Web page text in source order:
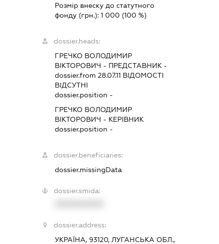
Розмір внеску до статутного
фонду (грн.): 1 000 (100 %)
dossier.heads:
ГРЕЧКО ВОЛОДИМИР
ВІКТОРОВИЧ - ПРЕДСТАВНИК -
dossier.from 28.07.11 ВІДОМОСТІ
ВІДСУТНІ
dossier.position -
ГРЕЧКО ВОЛОДИМИР
ВІКТОРОВИЧ - КЕРІВНИК
dossier.position -
dossier.beneficiaries:
dossier.missingData
dossier.smida:
dossier.address:
УКРАЇНА, 93120, ЛУГАНСЬКА ОБЛ.,